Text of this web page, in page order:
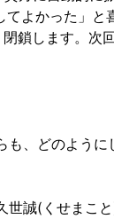
よかった」と
鎖します。次
、どのよう
誠(くせまこ